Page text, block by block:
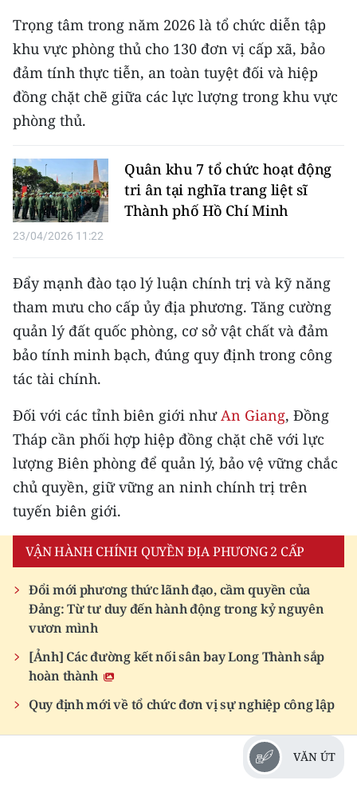
Đông Nam Bộ
Đồng bằng sông Cửu Long
Chuyên trang Hà Nội
Chuyên trang TP. Hồ Chí Minh
CHUYÊN ĐỀ
CÁC CHUYÊN TRANG
VỀ BÁO NHÂN DÂN
NHÂN DÂN CUỐI TUẦN
MUA BÁO
ĐỌC BÁO IN
ENGLISH
中文
FRANÇAIS
РУССКИЙ
ESPAÑOL
한국어
Trọng tâm trong năm 2026 là tổ chức diễn tập
khu vực phòng thủ cho 130 đơn vị cấp xã, bảo
đảm tính thực tiễn, an toàn tuyệt đối và hiệp
đồng chặt chẽ giữa các lực lượng trong khu vực
phòng thủ.
Quân khu 7 tổ chức hoạt động
tri ân tại nghĩa trang liệt sĩ
Thành phố Hồ Chí Minh
23/04/2026 11:22
Đẩy mạnh đào tạo lý luận chính trị và kỹ năng
tham mưu cho cấp ủy địa phương. Tăng cường
quản lý đất quốc phòng, cơ sở vật chất và đảm
bảo tính minh bạch, đúng quy định trong công
tác tài chính.
Đối với các tỉnh biên giới nhưAn Giang, Đồng
Tháp cần phối hợp hiệp đồng chặt chẽ với lực
lượng Biên phòng để quản lý, bảo vệ vững chắc
chủ quyền, giữ vững an ninh chính trị trên
tuyến biên giới.
VẬN HÀNH CHÍNH QUYỀN ĐỊA PHƯƠNG 2 CẤP
Đổi mới phương thức lãnh đạo, cầm quyền của
Đảng: Từ tư duy đến hành động trong kỷ nguyên
vươn mình
[Ảnh] Các đường kết nối sân bay Long Thành sắp
hoàn thành
Quy định mới về tổ chức đơn vị sự nghiệp công lập
VĂN ÚT